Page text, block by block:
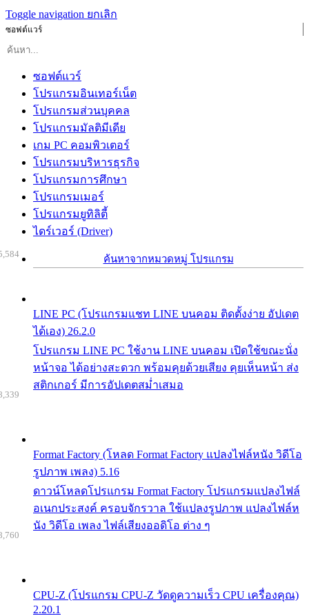
Toggle navigation ยกเลิก
ซอฟต์แวร์
ซอฟต์แวร์
โปรแกรมอินเทอร์เน็ต
โปรแกรมส่วนบุคคล
โปรแกรมมัลติมีเดีย
เกม PC คอมพิวเตอร์
โปรแกรมบริหารธุรกิจ
โปรแกรมการศึกษา
โปรแกรมเมอร์
โปรแกรมยูทิลิตี้
ไดร์เวอร์ (Driver)
ค้นหาจากหมวดหมู่ โปรแกรม
LINE PC (โปรแกรมแชท LINE บนคอม ติดตั้งง่าย อัปเดต
ได้เอง) 26.2.0
โปรแกรม LINE PC ใช้งาน LINE บนคอม เปิดใช้ขณะนั่ง
หน้าจอ ได้อย่างสะดวก พร้อมคุยด้วยเสียง คุยเห็นหน้า ส่ง
สติกเกอร์ มีการอัปเดตสม่ำเสมอ
Format Factory (โหลด Format Factory แปลงไฟล์หนัง วิดีโอ
รูปภาพ เพลง) 5.16
ดาวน์โหลดโปรแกรม Format Factory โปรแกรมแปลงไฟล์
อเนกประสงค์ ครอบจักรวาล ใช้แปลงรูปภาพ แปลงไฟล์ห
นัง วิดีโอ เพลง ไฟล์เสียงออดิโอ ต่าง ๆ
CPU-Z (โปรแกรม CPU-Z วัดดูความเร็ว CPU เครื่องคุณ)
2.20.1